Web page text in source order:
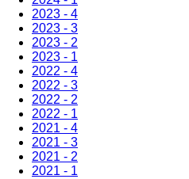
2023 - 4
2023 - 3
2023 - 2
2023 - 1
2022 - 4
2022 - 3
2022 - 2
2022 - 1
2021 - 4
2021 - 3
2021 - 2
2021 - 1